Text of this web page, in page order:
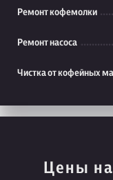
Ремонт кофемолки
Ремонт насоса
Чистка от кофейных
Цены